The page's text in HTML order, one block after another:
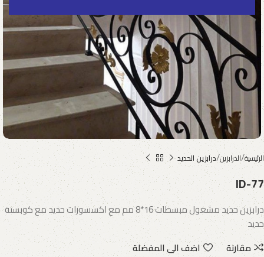
الرئيسية الدرابزين درابزين الحديد
ID-77
درابزين حديد مشغول مبسطات 16*8 مم مع اكسسورات حديد مع كوبستة
حديد
مقارنة
اضف الى المفضلة